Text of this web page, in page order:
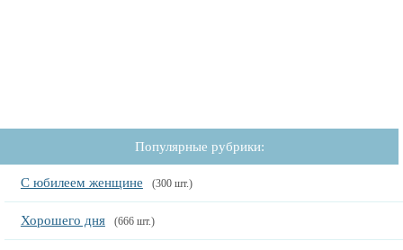
Популярные рубрики:
С юбилеем женщине (300 шт.)
Хорошего дня (666 шт.)